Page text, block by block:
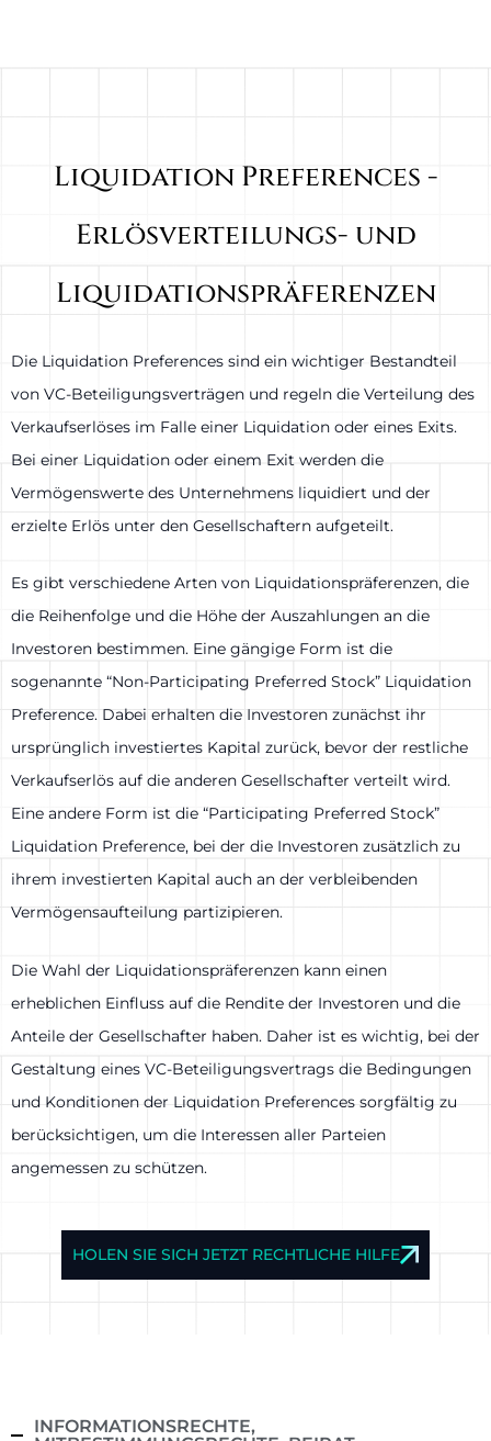
Liquidation Preferences -
Erlösverteilungs- und
Liquidationspräferenzen
Die Liquidation Preferences sind ein wichtiger Bestandteil
von VC-Beteiligungsverträgen und regeln die Verteilung des
Verkaufserlöses im Falle einer Liquidation oder eines Exits.
Bei einer Liquidation oder einem Exit werden die
Vermögenswerte des Unternehmens liquidiert und der
erzielte Erlös unter den Gesellschaftern aufgeteilt.
Es gibt verschiedene Arten von Liquidationspräferenzen, die
die Reihenfolge und die Höhe der Auszahlungen an die
Investoren bestimmen. Eine gängige Form ist die
sogenannte “Non-Participating Preferred Stock” Liquidation
Preference. Dabei erhalten die Investoren zunächst ihr
ursprünglich investiertes Kapital zurück, bevor der restliche
Verkaufserlös auf die anderen Gesellschafter verteilt wird.
Eine andere Form ist die “Participating Preferred Stock”
Liquidation Preference, bei der die Investoren zusätzlich zu
ihrem investierten Kapital auch an der verbleibenden
Vermögensaufteilung partizipieren.
Die Wahl der Liquidationspräferenzen kann einen
erheblichen Einfluss auf die Rendite der Investoren und die
Anteile der Gesellschafter haben. Daher ist es wichtig, bei der
Gestaltung eines VC-Beteiligungsvertrags die Bedingungen
und Konditionen der Liquidation Preferences sorgfältig zu
berücksichtigen, um die Interessen aller Parteien
angemessen zu schützen.
HOLEN SIE SICH JETZT RECHTLICHE HILFE
INFORMATIONSRECHTE,